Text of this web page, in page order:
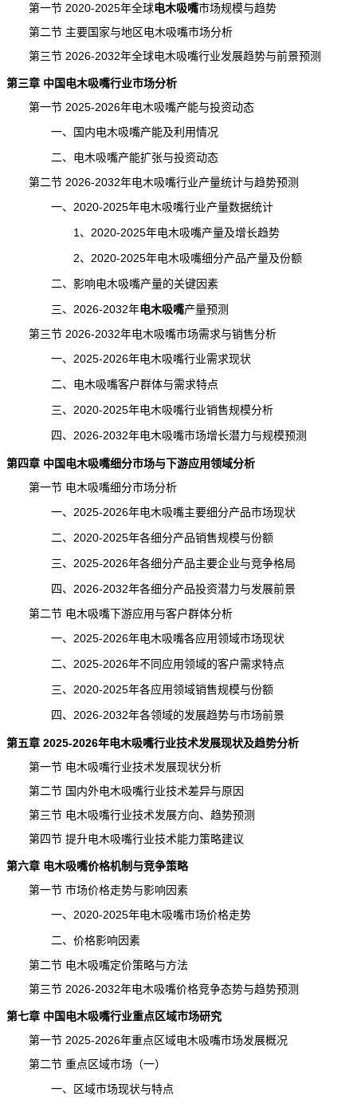
第一节 2020-2025年全球电木吸嘴市场规模与趋势
第二节 主要国家与地区电木吸嘴市场分析
第三节 2026-2032年全球电木吸嘴行业发展趋势与前景预测
第三章 中国电木吸嘴行业市场分析
第一节 2025-2026年电木吸嘴产能与投资动态
一、国内电木吸嘴产能及利用情况
二、电木吸嘴产能扩张与投资动态
第二节 2026-2032年电木吸嘴行业产量统计与趋势预测
一、2020-2025年电木吸嘴行业产量数据统计
1、2020-2025年电木吸嘴产量及增长趋势
2、2020-2025年电木吸嘴细分产品产量及份额
二、影响电木吸嘴产量的关键因素
三、2026-2032年电木吸嘴产量预测
第三节 2026-2032年电木吸嘴市场需求与销售分析
一、2025-2026年电木吸嘴行业需求现状
二、电木吸嘴客户群体与需求特点
三、2020-2025年电木吸嘴行业销售规模分析
四、2026-2032年电木吸嘴市场增长潜力与规模预测
第四章 中国电木吸嘴细分市场与下游应用领域分析
第一节 电木吸嘴细分市场分析
一、2025-2026年电木吸嘴主要细分产品市场现状
二、2020-2025年各细分产品销售规模与份额
三、2025-2026年各细分产品主要企业与竞争格局
四、2026-2032年各细分产品投资潜力与发展前景
第二节 电木吸嘴下游应用与客户群体分析
一、2025-2026年电木吸嘴各应用领域市场现状
二、2025-2026年不同应用领域的客户需求特点
三、2020-2025年各应用领域销售规模与份额
四、2026-2032年各领域的发展趋势与市场前景
第五章 2025-2026年电木吸嘴行业技术发展现状及趋势分析
第一节 电木吸嘴行业技术发展现状分析
第二节 国内外电木吸嘴行业技术差异与原因
第三节 电木吸嘴行业技术发展方向、趋势预测
第四节 提升电木吸嘴行业技术能力策略建议
第六章 电木吸嘴价格机制与竞争策略
第一节 市场价格走势与影响因素
一、2020-2025年电木吸嘴市场价格走势
二、价格影响因素
第二节 电木吸嘴定价策略与方法
第三节 2026-2032年电木吸嘴价格竞争态势与趋势预测
第七章 中国电木吸嘴行业重点区域市场研究
第一节 2025-2026年重点区域电木吸嘴市场发展概况
第二节 重点区域市场（一）
一、区域市场现状与特点